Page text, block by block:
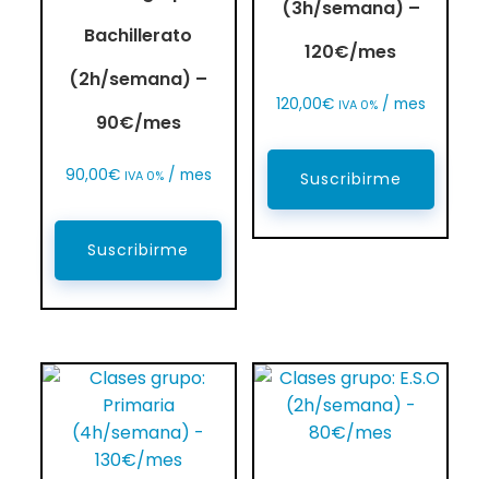
Bachillerato
(2h/semana) –
90€/mes
90,00€ IVA 0% / mes
Suscribirme
(3h/semana) –
120€/mes
120,00€ IVA 0% / mes
Suscribirme